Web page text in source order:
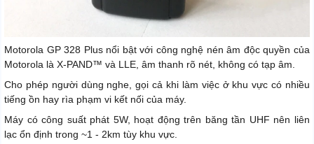
Motorola GP 328 Plus nổi bật với công nghệ nén âm độc quyền của
Motorola là X-PAND™ và LLE, âm thanh rõ nét, không có tạp âm.
Cho phép người dùng nghe, gọi cả khi làm việc ở khu vực có nhiều
tiếng ồn hay rìa phạm vi kết nối của máy.
Máy có công suất phát 5W, hoạt động trên băng tần UHF nên liên
lạc ổn định trong ~1 - 2km tùy khu vực.